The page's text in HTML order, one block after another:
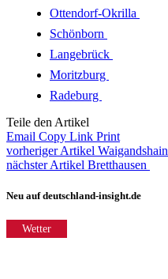
Ottendorf-Okrilla
Schönborn
Langebrück
Moritzburg
Radeburg
Teile den Artikel
Email Copy Link Print
vorheriger Artikel Waigandshain
nächster Artikel Bretthausen
Neu auf deutschland-insight.de
Wetter